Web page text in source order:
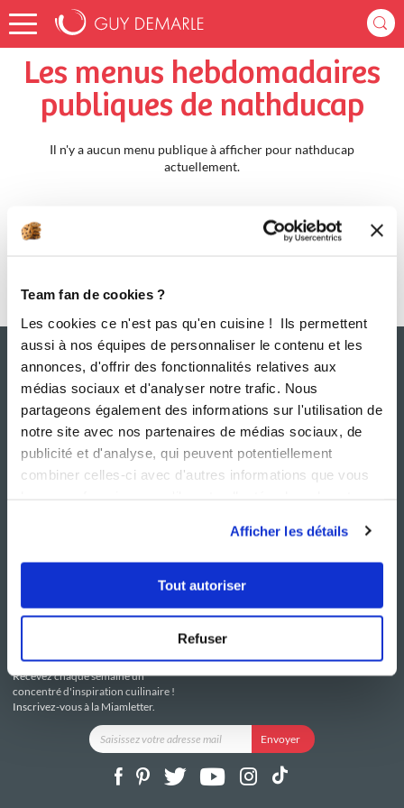
Team fan de cookies ?
Les cookies ce n'est pas qu'en cuisine ! Ils permettent
aussi à nos équipes de personnaliser le contenu et les
annonces, d'offrir des fonctionnalités relatives aux
médias sociaux et d'analyser notre trafic. Nous
partageons également des informations sur l'utilisation de
notre site avec nos partenaires de médias sociaux, de
publicité et d'analyse, qui peuvent potentiellement
combiner celles-ci avec d'autres informations que vous
Afficher les détails
Tout autoriser
Refuser
Accueil nathducap Menus Hebdomadaires
Les menus hebdomadaires
publiques de nathducap
Il n'y a aucun menu publique à afficher pour nathducap
actuellement.
Le Mag'
i-Cook'in
Contactez-nous
Mentions légales
Politique de confidentialité
Utilisation des Cookies
Recevez chaque semaine un
concentré d'inspiration cuilinaire !
Inscrivez-vous à la Miamletter.